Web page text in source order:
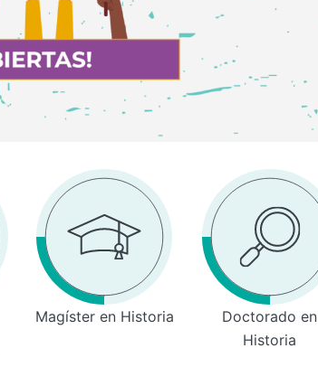
Magíster en Historia
Doctorado en
Historia